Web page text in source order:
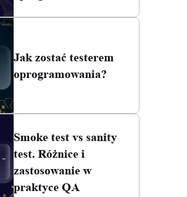
Jak zostać testerem
oprogramowania?
Smoke test vs sanity
test. Różnice i
zastosowanie w
praktyce QA